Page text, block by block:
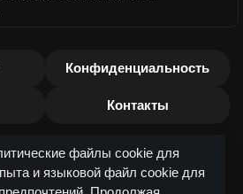
Конфиденциальность
Контакты
файлы cookie для
и языковой файл cookie для